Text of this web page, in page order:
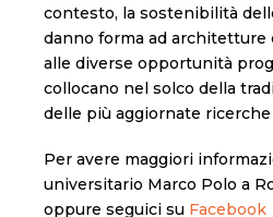
contesto, la sostenibilità
danno forma ad architetture
alle diverse opportunità
collocano nel solco della
delle più aggiornate
Per avere maggiori
universitario Marco Polo a
oppure seguici su Facebook